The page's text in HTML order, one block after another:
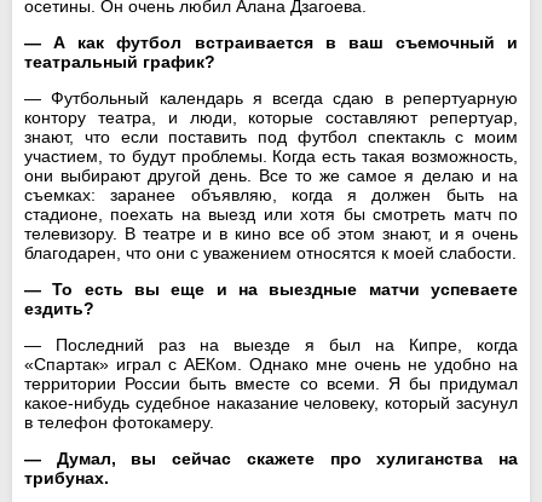
осетины. Он очень любил Алана Дзагоева.
— А как футбол встраивается в ваш съемочный и
театральный график?
— Футбольный календарь я всегда сдаю в репертуарную
контору театра, и люди, которые составляют репертуар,
знают, что если поставить под футбол спектакль с моим
участием, то будут проблемы. Когда есть такая возможность,
они выбирают другой день. Все то же самое я делаю и на
съемках: заранее объявляю, когда я должен быть на
стадионе, поехать на выезд или хотя бы смотреть матч по
телевизору. В театре и в кино все об этом знают, и я очень
благодарен, что они с уважением относятся к моей слабости.
— То есть вы еще и на выездные матчи успеваете
ездить?
— Последний раз на выезде я был на Кипре, когда
«Спартак» играл с АЕКом. Однако мне очень не удобно на
территории России быть вместе со всеми. Я бы придумал
какое-нибудь судебное наказание человеку, который засунул
в телефон фотокамеру.
— Думал, вы сейчас скажете про хулиганства на
трибунах.